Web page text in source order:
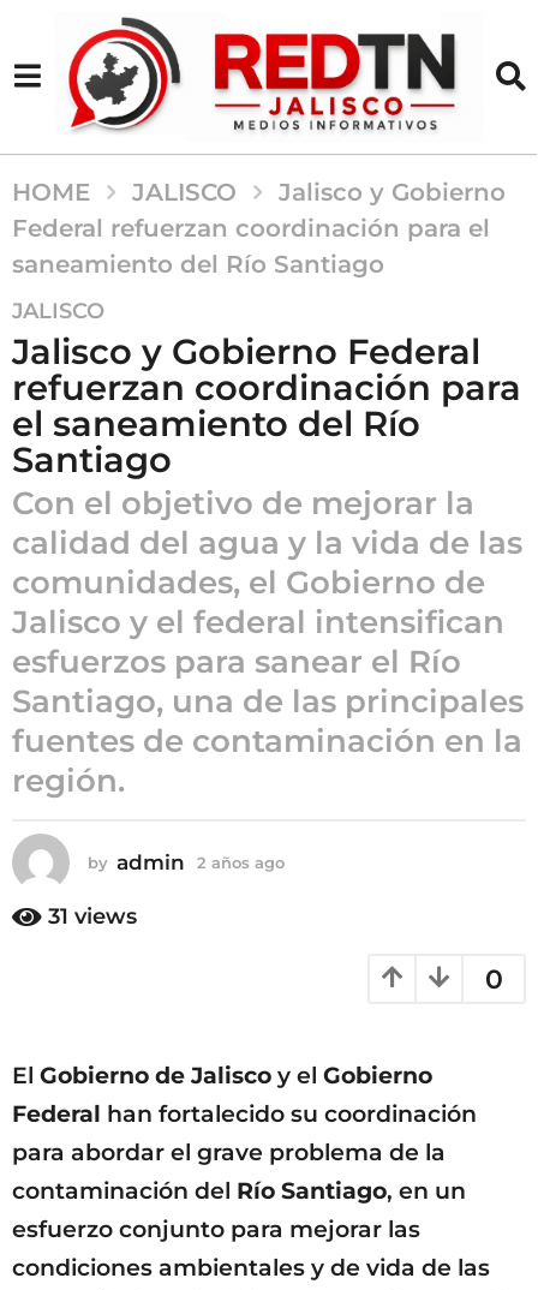
HOME JALISCO
Jalisco y Gobierno
Federal refuerzan coordinación para el
saneamiento del Río Santiago
2
a
ñ
o
s
a
g
o
2
ñ
o
s
a
g
o
JALISCO
Jalisco y Gobierno Federal
refuerzan coordinación para
el saneamiento del Río
Santiago
Con el objetivo de mejorar la
calidad del agua y la vida de las
comunidades, el Gobierno de
Jalisco y el federal intensifican
esfuerzos para sanear el Río
Santiago, una de las principales
fuentes de contaminación en la
región.
by admin 2 años ago
31 views
0
El Gobierno de Jalisco y el Gobierno
Federal han fortalecido su coordinación
para abordar el grave problema de la
contaminación del Río Santiago, en un
esfuerzo conjunto para mejorar las
condiciones ambientales y de vida de las